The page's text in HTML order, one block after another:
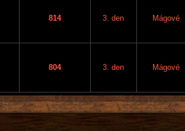
814 3. den Mágové
804 3. den Mágové